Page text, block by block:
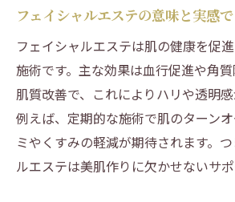
フェイシャルエステの意味と実感
フェイシャルエステは肌の健康を促
施術です。主な効果は血行促進や角
肌質改善で、これによりハリや透明感
例えば、定期的な施術で肌のターン
ミやくすみの軽減が期待されます。
ルエステは美肌作りに欠かせないサポ